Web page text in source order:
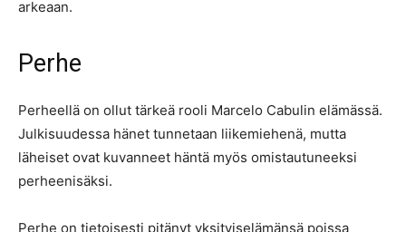
arkeaan.
Perhe
Perheellä on ollut tärkeä rooli Marcelo Cabulin elämässä.
Julkisuudessa hänet tunnetaan liikemiehenä, mutta
läheiset ovat kuvanneet häntä myös omistautuneeksi
perheenisäksi.
Perhe on tietoisesti pitänyt yksityiselämänsä poissa